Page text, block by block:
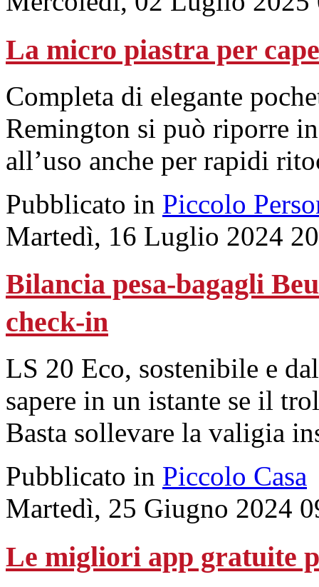
La micro piastra per
Completa di elegante
Remington si può riporre
all’uso anche per rapidi
Pubblicato in Piccolo
Martedì, 16 Luglio 2024
Bilancia pesa-bagagli
check-in
LS 20 Eco, sostenibile e
sapere in un istante se il
Basta sollevare la valigia
Pubblicato in Piccolo Casa
Martedì, 25 Giugno 2024
Le migliori app gratuite